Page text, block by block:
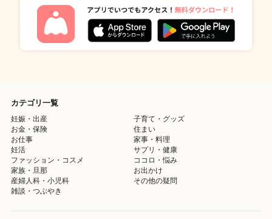
カテゴリ一覧
妊娠・出産
子育て・グッズ
お金・保険
住まい
お仕事
家事・料理
妊活
サプリ・健康
ファッション・コスメ
ココロ・悩み
家族・旦那
お出かけ
産婦人科・小児科
その他の疑問
雑談・つぶやき